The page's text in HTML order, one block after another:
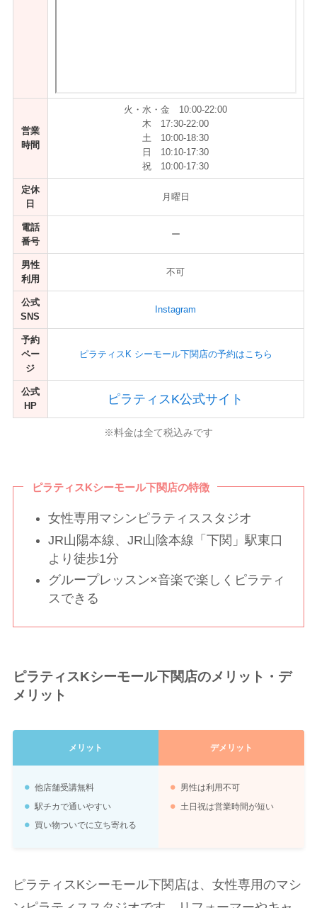
営業
時間
火・水・金 10:00-22:00
木 17:30-22:00
土 10:00-18:30
日 10:10-17:30
祝 10:00-17:30
定休
日
月曜日
電話
番号
ー
男性
利用
不可
公式
SNS
Instagram
予約
ペー
ジ
ピラティスK シーモール下関店の予約はこちら
公式
HP
ピラティスK公式サイト
※料金は全て税込みです
ピラティスKシーモール下関店の特徴
女性専用マシンピラティススタジオ
JR山陽本線、JR山陰本線「下関」駅東口
より徒歩1分
グループレッスン×音楽で楽しくピラティ
スできる
ピラティスKシーモール下関店のメリット・デ
メリット
メリット デメリット
他店舗受講無料
駅チカで通いやすい
買い物ついでに立ち寄れる
男性は利用不可
土日祝は営業時間が短い
ピラティスKシーモール下関店は、女性専用のマシ